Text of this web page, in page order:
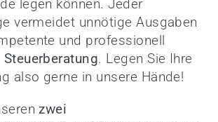
legen können. Jeder
vermeidet unnötige Ausgaben
und professionell
Steuerberatung. Legen Sie Ihre
also gerne in unsere Hände!
zwei